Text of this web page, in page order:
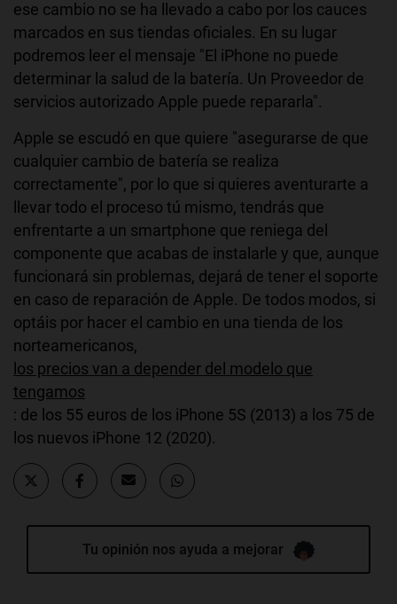
ese cambio no se ha llevado a cabo por los cauces
marcados en sus tiendas oficiales. En su lugar
podremos leer el mensaje "El iPhone no puede
determinar la salud de la batería. Un Proveedor de
servicios autorizado Apple puede repararla".
Apple se escudó en que quiere "asegurarse de que
cualquier cambio de batería se realiza
correctamente", por lo que si quieres aventurarte a
llevar todo el proceso tú mismo, tendrás que
enfrentarte a un smartphone que reniega del
componente que acabas de instalarle y que, aunque
funcionará sin problemas, dejará de tener el soporte
en caso de reparación de Apple. De todos modos, si
optáis por hacer el cambio en una tienda de los
norteamericanos,
los precios van a depender del modelo que
tengamos
: de los 55 euros de los iPhone 5S (2013) a los 75 de
los nuevos iPhone 12 (2020).
Tu opinión nos ayuda a mejorar